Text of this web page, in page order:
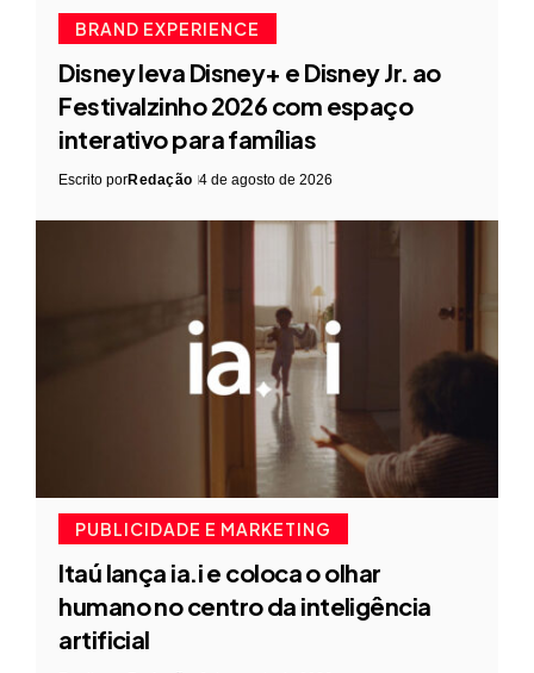
BRAND EXPERIENCE
Disney leva Disney+ e Disney Jr. ao
Festivalzinho 2026 com espaço
interativo para famílias
Escrito porRedação 4 de agosto de 2026
PUBLICIDADE E MARKETING
Itaú lança ia.i e coloca o olhar
humano no centro da inteligência
artificial